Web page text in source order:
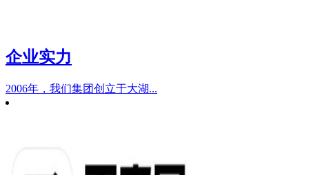
企业实力
2006年，我们集团创立于大湖...